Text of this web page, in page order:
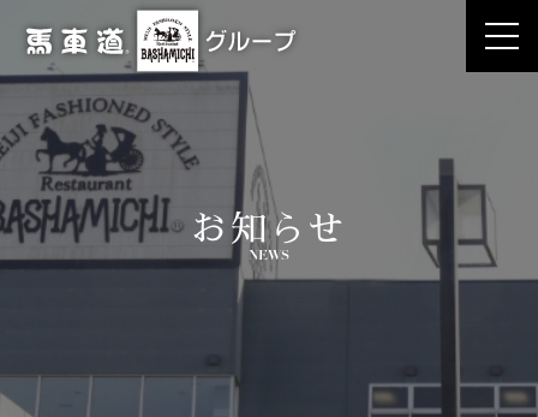
お知らせ
NEWS